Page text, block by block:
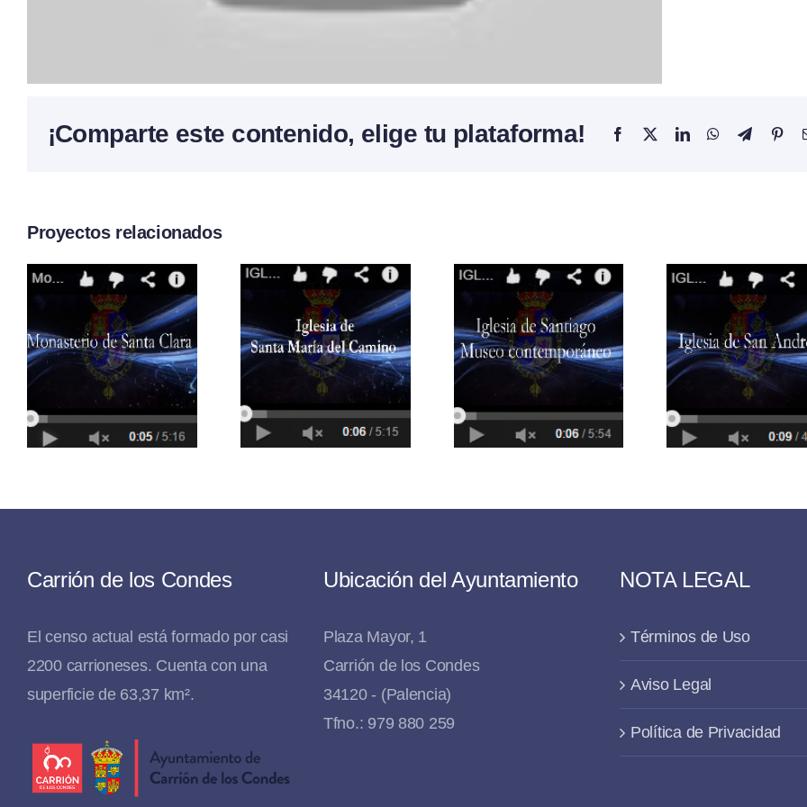
¡Comparte este contenido, elige tu plataforma! Facebook
X LinkedInWhatsApp
Telegram
Proyectos relacionados
Video 4
Semana
Santa
Video 3
Semana
Santa
Video 2
Semana
Santa
Carrión de los Condes
El censo actual está formado por casi
2200 carrioneses. Cuenta con una
superficie de 63,37 km².
Ubicación del Ayuntamiento
Plaza Mayor, 1
Carrión de los Condes
34120 - (Palencia)
Tfno.: 979 880 259
NOTA LEGAL
Términos de Uso
Aviso Legal
Política de Privacidad